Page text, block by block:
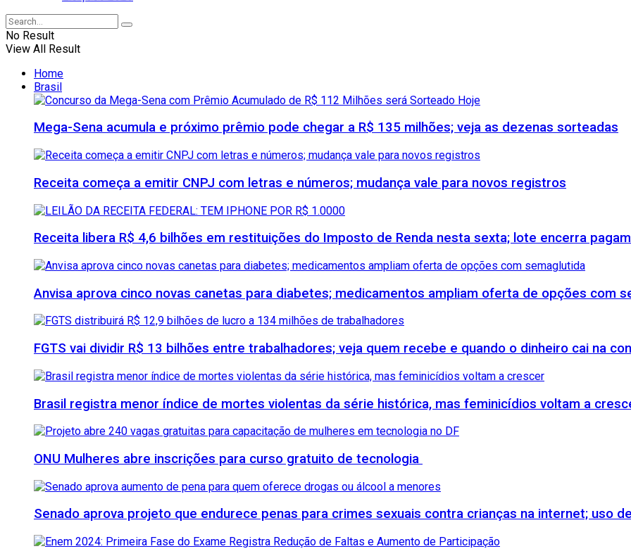
No Result
View All Result
Home
Brasil
Mega-Sena acumula e próximo prêmio pode chegar a R$ 135 milhões; veja as dezenas sorteadas
Receita começa a emitir CNPJ com letras e números; mudança vale para novos registros
Receita libera R$ 4,6 bilhões em restituições do Imposto de Renda nesta sexta; lote encerra
Anvisa aprova cinco novas canetas para diabetes; medicamentos ampliam oferta de opções com
FGTS vai dividir R$ 13 bilhões entre trabalhadores; veja quem recebe e quando o dinheiro cai na
Brasil registra menor índice de mortes violentas da série histórica, mas feminicídios voltam a
ONU Mulheres abre inscrições para curso gratuito de tecnologia
Senado aprova projeto que endurece penas para crimes sexuais contra crianças na internet; uso